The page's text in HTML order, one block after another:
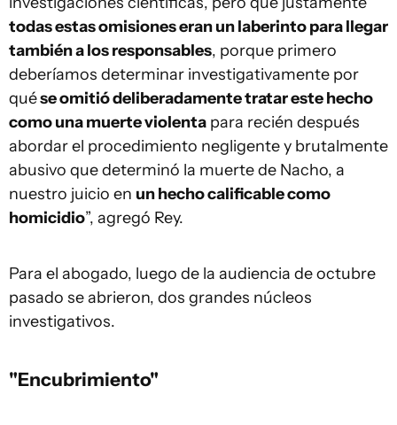
todas estas omisiones eran un laberinto para llegar
también a los responsables, porque primero
deberíamos determinar investigativamente por
quése omitió deliberadamente tratar este hecho
como una muerte violenta para recién después
abordar el procedimiento negligente y brutalmente
abusivo que determinó la muerte de Nacho, a
nuestro juicio en un hecho calificable como
homicidio”, agregó Rey.
Para el abogado, luego de la audiencia de octubre
pasado se abrieron, dos grandes núcleos
investigativos.
"Encubrimiento"